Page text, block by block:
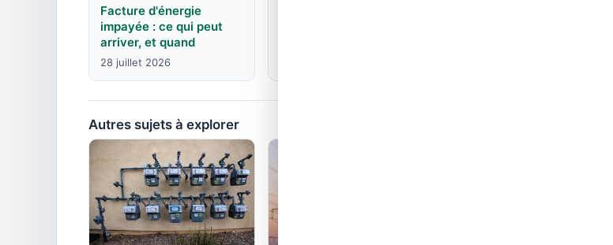
Facture d'énergie
impayée : ce qui peut
arriver, et quand
28 juillet 2026
Autres sujets à explorer